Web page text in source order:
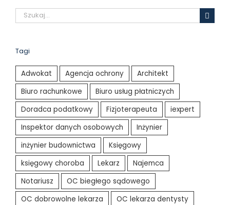
Szukaj
Tagi
Adwokat Agencja ochrony
Architekt
Biuro rachunkowe
Biuro usług płatniczych
Doradca podatkowy
Fizjoterapeuta
iexpert
Inspektor danych osobowych
Inżynier
inżynier budownictwa
Księgowy
księgowy choroba
Lekarz
Najemca
Notariusz
OC biegłego sądowego
OC dobrowolne lekarza
OC lekarza dentysty